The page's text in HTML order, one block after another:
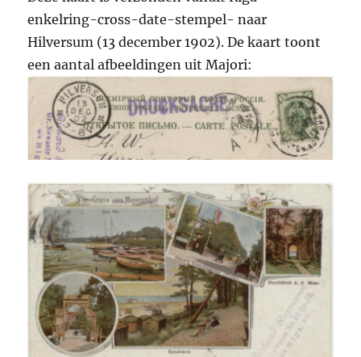
enkelring-cross-date-stempel- naar
Hilversum (13 december 1902). De kaart toont
een aantal afbeeldingen uit Majori: